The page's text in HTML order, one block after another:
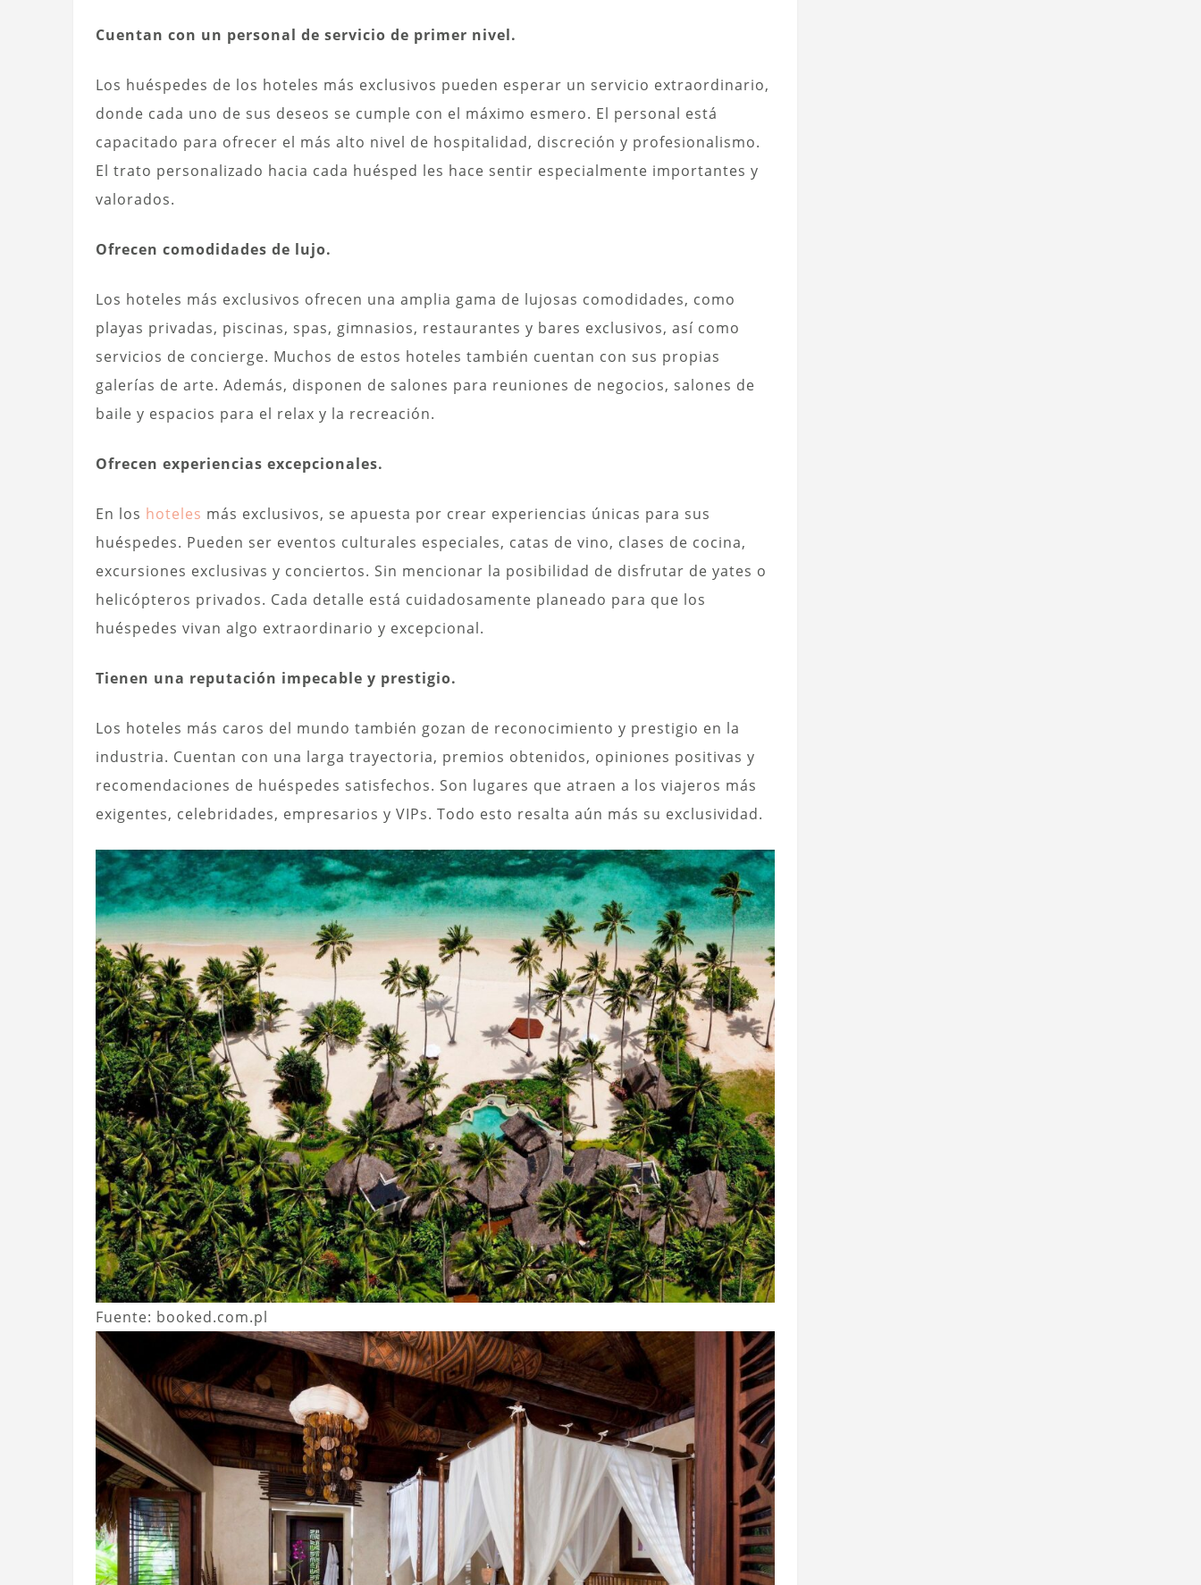
Cuentan con un personal de servicio de primer nivel.
Los huéspedes de los hoteles más exclusivos pueden esperar un servicio extraordinario,
donde cada uno de sus deseos se cumple con el máximo esmero. El personal está
capacitado para ofrecer el más alto nivel de hospitalidad, discreción y profesionalismo.
El trato personalizado hacia cada huésped les hace sentir especialmente importantes y
valorados.
Ofrecen comodidades de lujo.
Los hoteles más exclusivos ofrecen una amplia gama de lujosas comodidades, como
playas privadas, piscinas, spas, gimnasios, restaurantes y bares exclusivos, así como
servicios de concierge. Muchos de estos hoteles también cuentan con sus propias
galerías de arte. Además, disponen de salones para reuniones de negocios, salones de
baile y espacios para el relax y la recreación.
Ofrecen experiencias excepcionales.
En los hoteles más exclusivos, se apuesta por crear experiencias únicas para sus
huéspedes. Pueden ser eventos culturales especiales, catas de vino, clases de cocina,
excursiones exclusivas y conciertos. Sin mencionar la posibilidad de disfrutar de yates o
helicópteros privados. Cada detalle está cuidadosamente planeado para que los
huéspedes vivan algo extraordinario y excepcional.
Tienen una reputación impecable y prestigio.
Los hoteles más caros del mundo también gozan de reconocimiento y prestigio en la
industria. Cuentan con una larga trayectoria, premios obtenidos, opiniones positivas y
recomendaciones de huéspedes satisfechos. Son lugares que atraen a los viajeros más
exigentes, celebridades, empresarios y VIPs. Todo esto resalta aún más su exclusividad.
Fuente: booked.com.pl